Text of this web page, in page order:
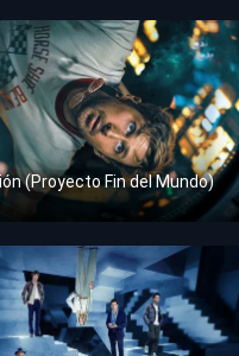
(Proyecto Fin del Mundo)